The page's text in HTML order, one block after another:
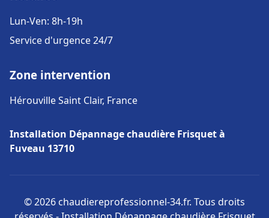
Lun-Ven: 8h-19h
Service d'urgence 24/7
Zone intervention
Hérouville Saint Clair, France
Installation Dépannage chaudière Frisquet à
Fuveau 13710
© 2026 chaudiereprofessionnel-34.fr. Tous droits